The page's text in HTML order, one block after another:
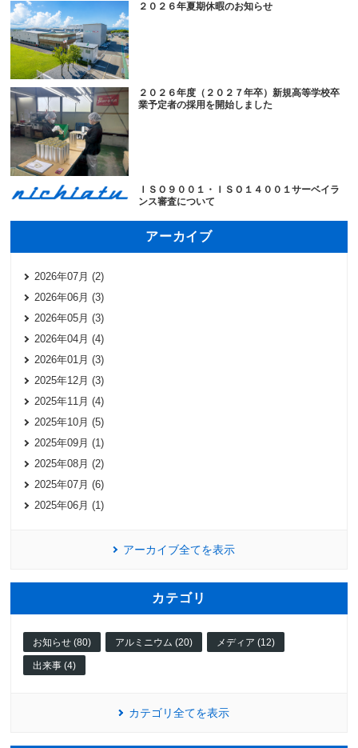
２０２６年夏期休暇のお知らせ
２０２６年度（２０２７年卒）新規高等学校卒
業予定者の採用を開始しました
ＩＳＯ９００１・ＩＳＯ１４００１サーベイラ
ンス審査について
アーカイブ
2026年07月 (2)
2026年06月 (3)
2026年05月 (3)
2026年04月 (4)
2026年01月 (3)
2025年12月 (3)
2025年11月 (4)
2025年10月 (5)
2025年09月 (1)
2025年08月 (2)
2025年07月 (6)
2025年06月 (1)
アーカイブ全てを表示
カテゴリ
お知らせ (80) アルミニウム (20) メディア (12)
出来事 (4)
カテゴリ全てを表示